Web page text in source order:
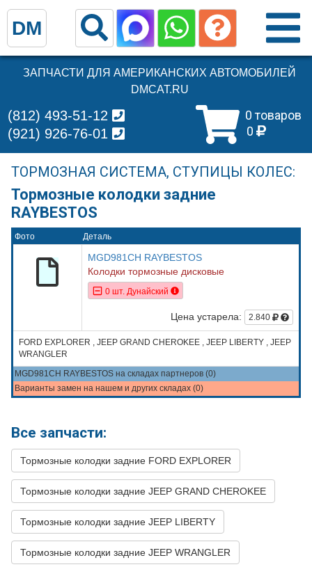
ЗАПЧАСТИ ДЛЯ АМЕРИКАНСКИХ АВТОМОБИЛЕЙ
DMCAT.RU
0 товаров
0
(812) 493-51-12
(921) 926-76-01
ТОРМОЗНАЯ СИСТЕМА, СТУПИЦЫ КОЛЕС:
Тормозные колодки задние
RAYBESTOS
Фото Деталь
MGD981CH RAYBESTOS
Колодки тормозные дисковые
0 шт. Дунайский
Цена устарела: 2.840
FORD EXPLORER , JEEP GRAND CHEROKEE , JEEP LIBERTY , JEEP
WRANGLER
MGD981CH RAYBESTOS на складах партнеров (0)
Варианты замен на нашем и других складах (0)
Все запчасти:
Тормозные колодки задние FORD EXPLORER
Тормозные колодки задние JEEP GRAND CHEROKEE
Тормозные колодки задние JEEP LIBERTY
Тормозные колодки задние JEEP WRANGLER
DM